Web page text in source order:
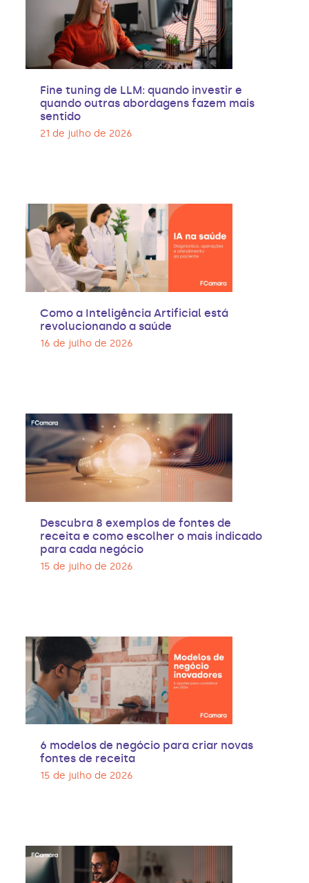
Fine tuning de LLM: quando investir e
quando outras abordagens fazem mais
sentido
21 de julho de 2026
Como a Inteligência Artificial está
revolucionando a saúde
16 de julho de 2026
Descubra 8 exemplos de fontes de
receita e como escolher o mais indicado
para cada negócio
15 de julho de 2026
6 modelos de negócio para criar novas
fontes de receita
15 de julho de 2026